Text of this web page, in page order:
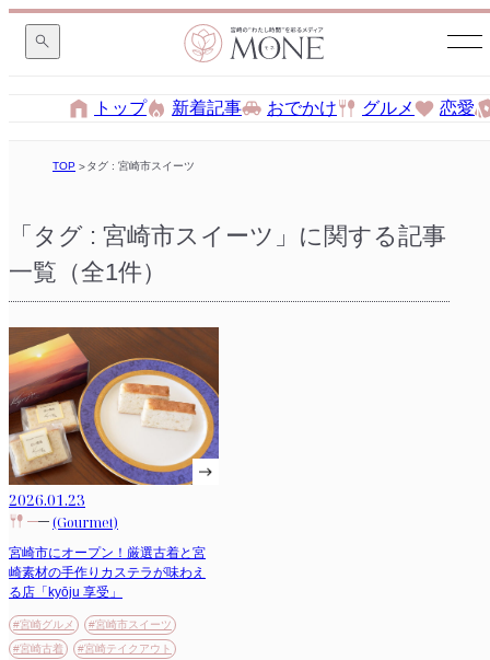
トップ 新着記事 おでかけ グルメ 恋愛
TOP タグ : 宮崎市スイーツ
「タグ : 宮崎市スイーツ」に関する記事
一覧（全1件）
2026.01.23
(Gourmet)
宮崎市にオープン！厳選古着と宮
崎素材の手作りカステラが味わえ
る店「kyōju 享受」
#宮崎グルメ
#宮崎市スイーツ
#宮崎古着
#宮崎テイクアウト